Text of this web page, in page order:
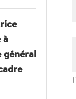
à
général